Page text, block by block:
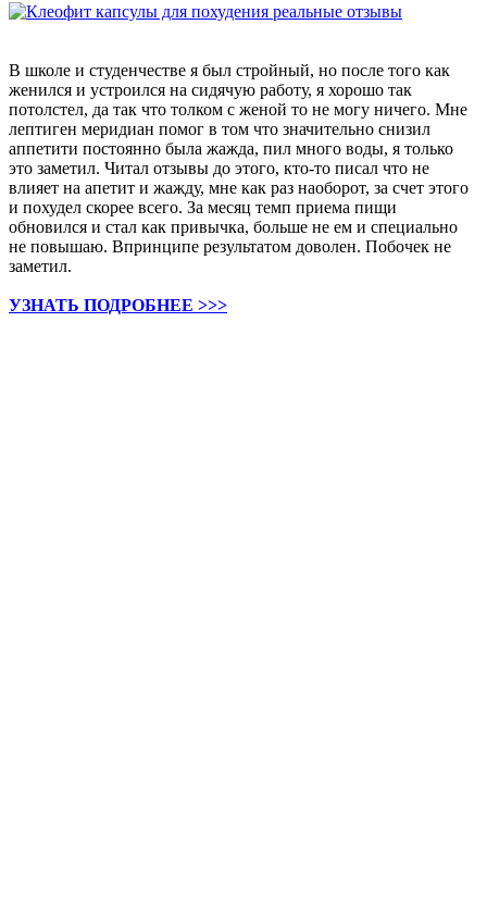
В школе и студенчестве я был стройный, но после того как
женился и устроился на сидячую работу, я хорошо так
потолстел, да так что толком с женой то не могу ничего. Мне
лептиген меридиан помог в том что значительно снизил
аппетити постоянно была жажда, пил много воды, я только
это заметил. Читал отзывы до этого, кто-то писал что не
влияет на апетит и жажду, мне как раз наоборот, за счет этого
и похудел скорее всего. За месяц темп приема пищи
обновился и стал как привычка, больше не ем и специально
не повышаю. Впринципе результатом доволен. Побочек не
заметил.
УЗНАТЬ ПОДРОБНЕЕ >>>